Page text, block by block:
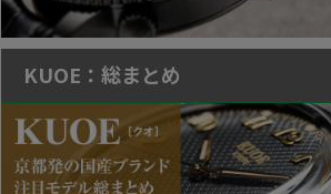
KUOE：総まとめ